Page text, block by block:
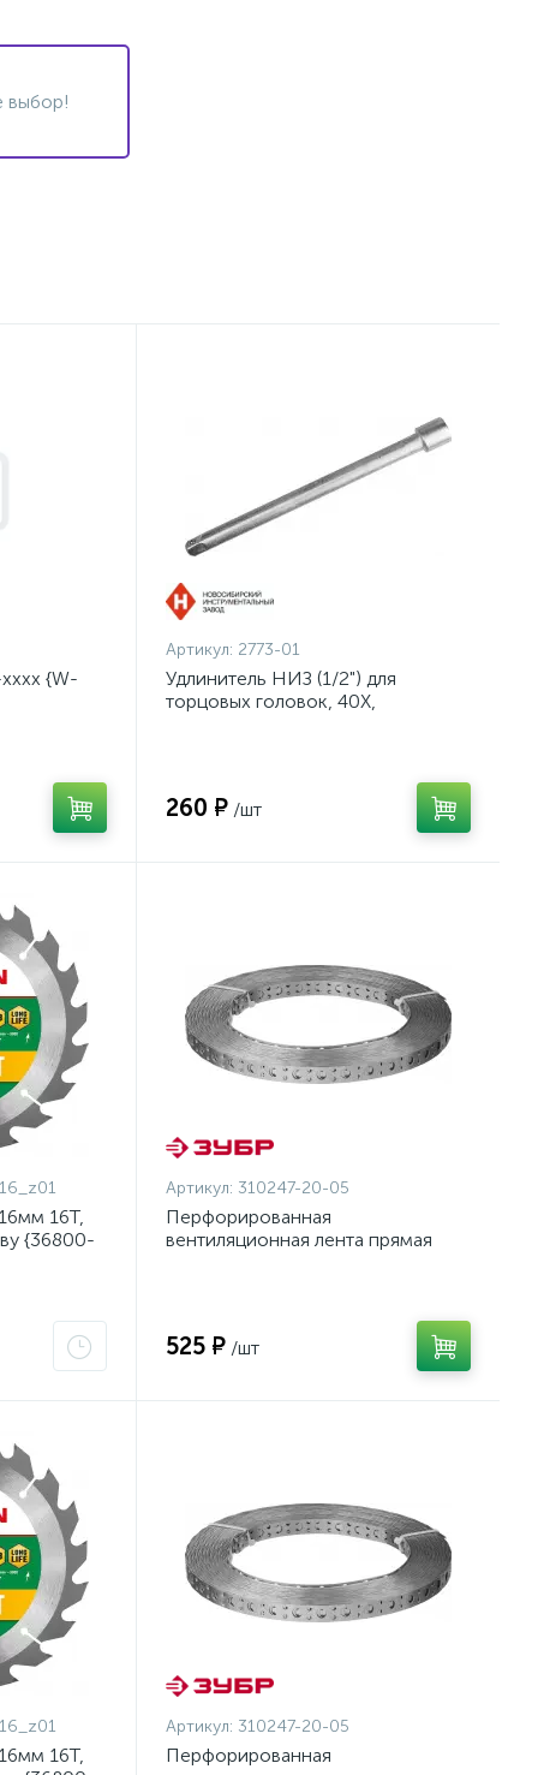
выбор!
{W-
Артикул: 2773-01
Удлинитель НИЗ (1/2") для
торцовых головок, 40Х,
260 ₽ /шт
16Т,
{36800-
Артикул: 310247-20-05
Перфорированная
вентиляционная лента прямая
525 ₽ /шт
16Т,
Артикул: 310247-20-05
Перфорированная